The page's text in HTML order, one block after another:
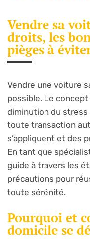
Vendre sa
droits, les
pièges à
Vendre une voiture
possible. Le
diminution du stress
toute transaction
s’appliquent et des
En tant que
guide à travers les
précautions pour
toute sérénité.
Pourquoi et
domicile se